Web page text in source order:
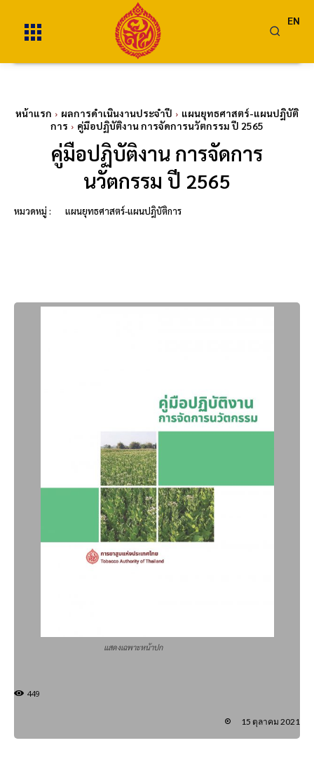
EN
หน้าแรก ผลการดำเนินงานประจำปี
แผนยุทธศาสตร์-แผนปฎิบัติ
การ
คู่มือปฏิบัติงาน การจัดการนวัตกรรม ปี 2565
คู่มือปฏิบัติงาน การจัดการ
นวัตกรรม ปี 2565
หมวดหมู่ : แผนยุทธศาสตร์-แผนปฎิบัติการ
แสดงเฉพาะหน้าปก
449
15 ตุลาคม 2021